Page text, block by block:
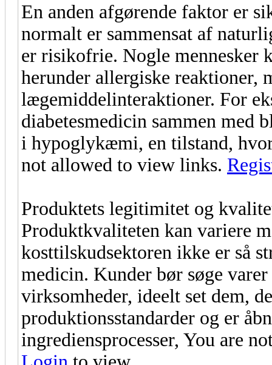
En anden afgørende faktor er
normalt er sammensat af
er risikofrie. Nogle mennesker
herunder allergiske reaktioner,
lægemiddelinteraktioner. For
diabetesmedicin sammen med
i hypoglykæmi, en tilstand,
not allowed to view links.
Produktets legitimitet og
Produktkvaliteten kan variere
kosttilskudsektoren ikke er så
medicin. Kunder bør søge
virksomheder, ideelt set dem,
produktionsstandarder og er
ingrediensprocesser, You are